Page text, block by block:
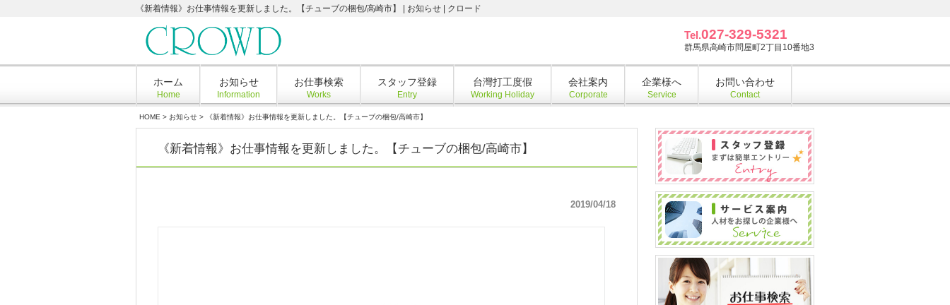
《新着情報》お仕事情報を更新しました。【チューブの梱包/高崎市】 | お知らせ | クロード
Tel.027-329-5321
群馬県高崎市問屋町2丁目10番地3
ホーム
Home
お知らせ
Information
お仕事検索
Works
スタッフ登録
Entry
台灣打工度假
Working Holiday
会社案内
Corporate
企業様へ
Service
お問い合わせ
Contact
HOME > お知らせ > 《新着情報》お仕事情報を更新しました。【チューブの梱包/高崎市】
《新着情報》お仕事情報を更新しました。【チューブの梱包/高崎市】
2019/04/18